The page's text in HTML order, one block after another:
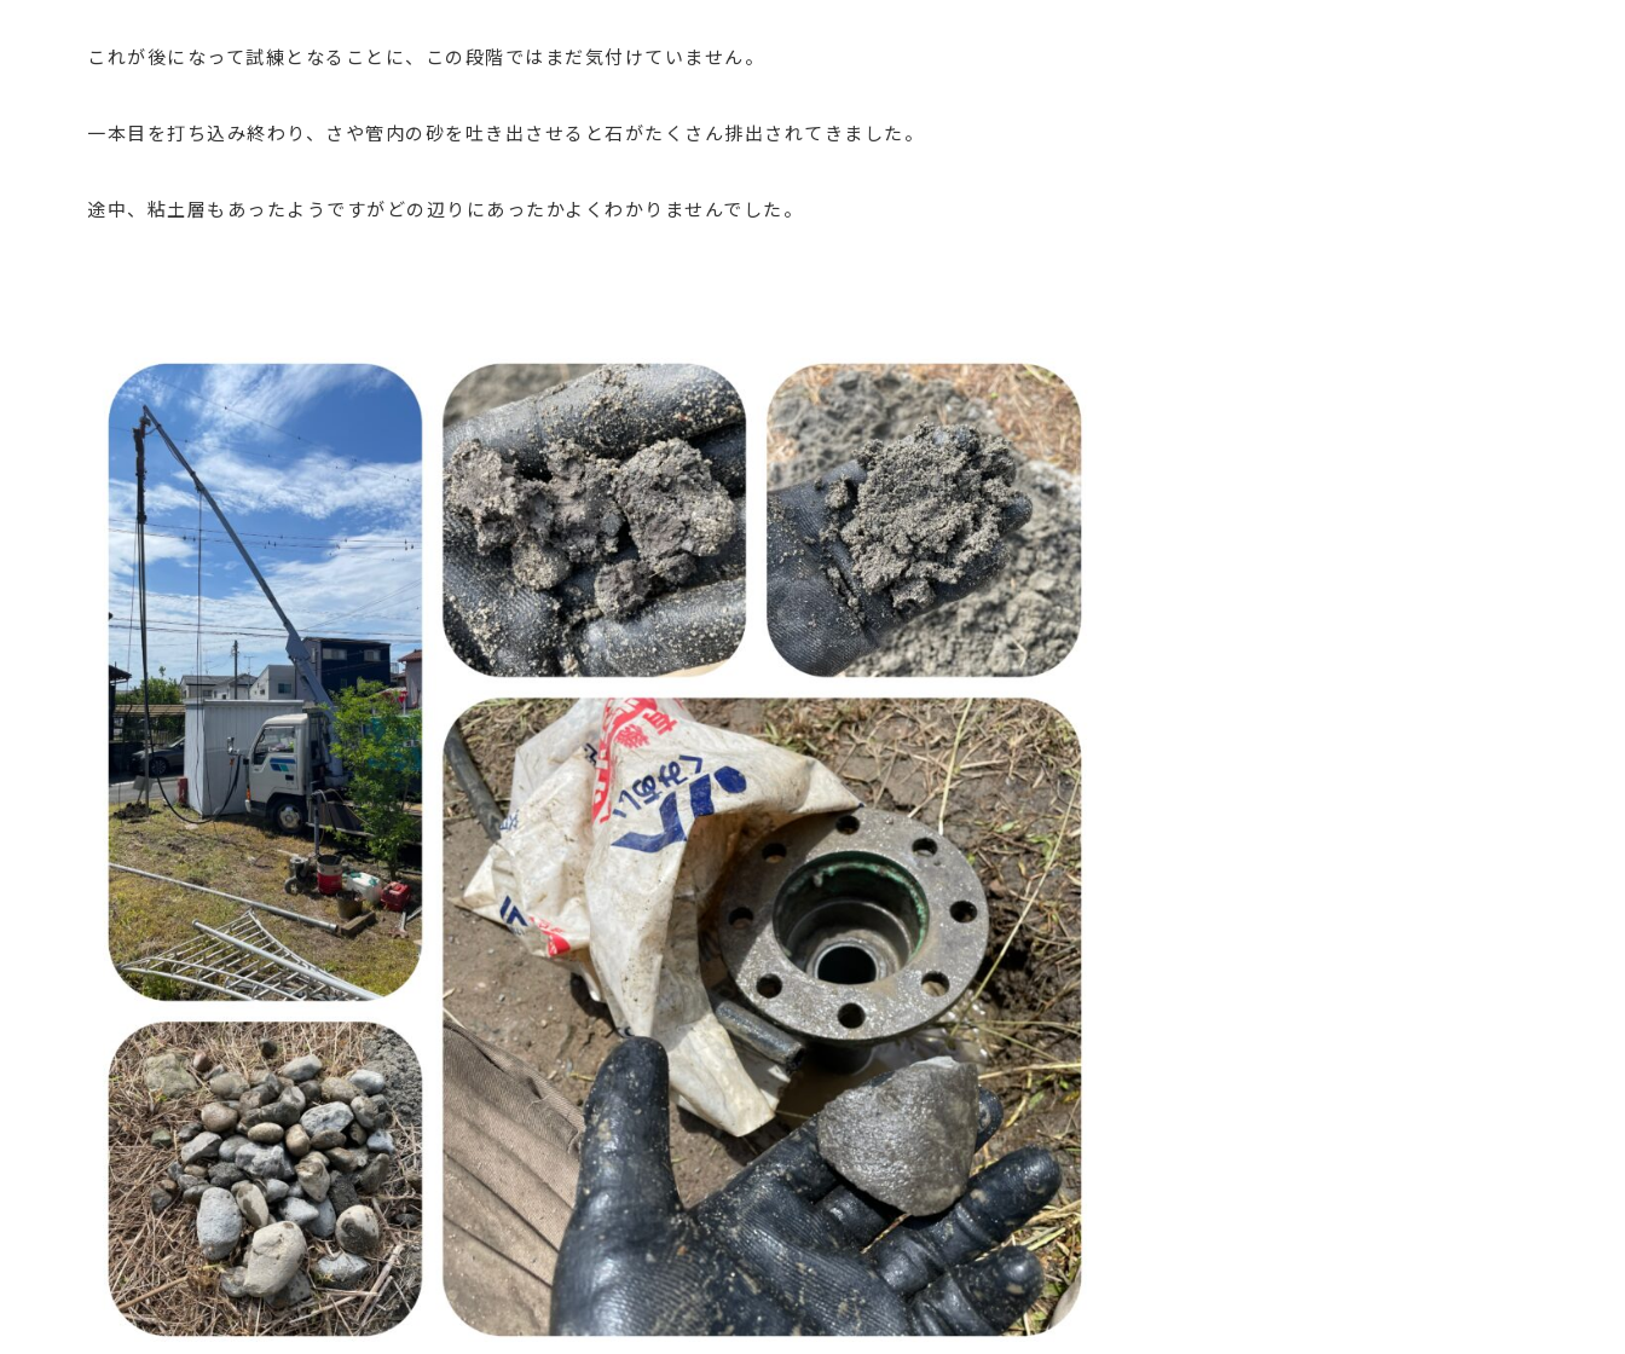
これが後になって試練となることに、この段階ではまだ気付けていません。
一本目を打ち込み終わり、さや管内の砂を吐き出させると石がたくさん排出されてきました。
途中、粘土層もあったようですがどの辺りにあったかよくわかりませんでした。